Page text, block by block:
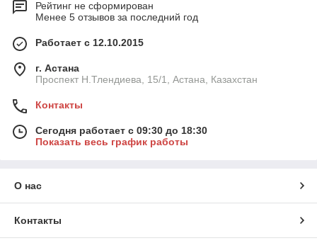
Рейтинг не сформирован
Менее 5 отзывов за последний год
Работает с 12.10.2015
г. Астана
Проспект Н.Тлендиева, 15/1, Астана, Казахстан
Контакты
Сегодня работает с 09:30 до 18:30
Показать весь график работы
О нас
Контакты